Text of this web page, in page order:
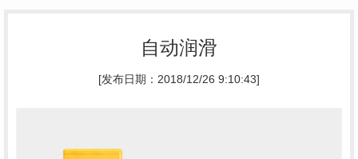
自动润滑
[发布日期：2018/12/26 9:10:43]